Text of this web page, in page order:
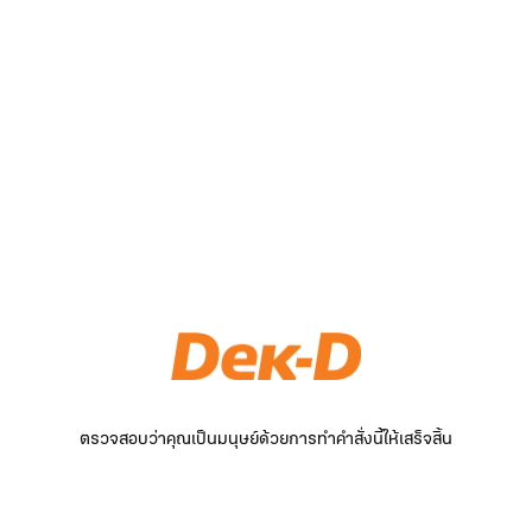
ตรวจสอบว่าคุณเป็นมนุษย์ด้วยการทำคำสั่งนี้ให้เสร็จสิ้น